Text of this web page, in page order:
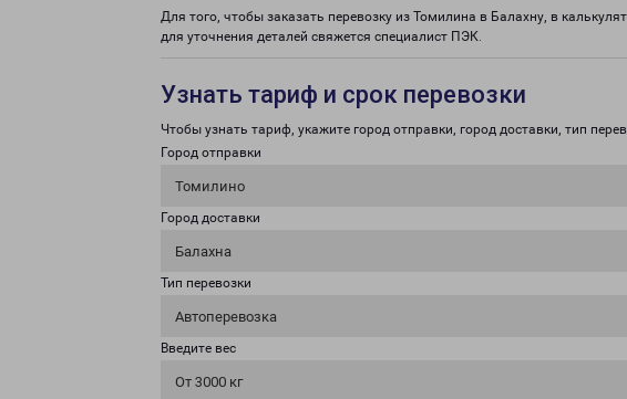
Для того, чтобы заказать перевозку из Томилина в Балахну, в
для уточнения деталей свяжется специалист ПЭК.
Узнать тариф и срок перевозки
Чтобы узнать тариф, укажите город отправки, город доставки, тип
Город отправки
Томилино
Город доставки
Балахна
Тип перевозки
Автоперевозка
Введите вес
От 3000 кг